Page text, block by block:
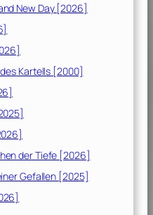
New Day [2026]
Kartells [2000]
der Tiefe [2026]
Gefallen [2025]